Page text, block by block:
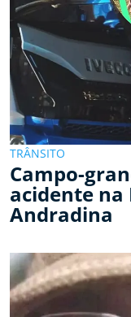
TRÂNSITO
Campo-
acidente na
Andradina